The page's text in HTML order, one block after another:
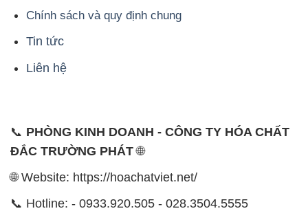
Chính sách và quy định chung
Tin tức
Liên hệ
📞 PHÒNG KINH DOANH - CÔNG TY HÓA CHẤT
ĐẮC TRƯỜNG PHÁT🌐
🌐 Website: https://hoachatviet.net/
📞 Hotline: - 0933.920.505 - 028.3504.5555